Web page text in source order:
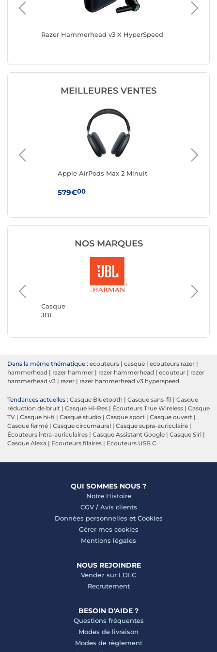
Razer Hammerhead v3 X HyperSpeed
MEILLEURES VENTES
Apple AirPods Max 2 Minuit
579€00
NOS MARQUES
Casque
JBL
Casque
JVC
Dans la même thématique : ecouteurs | casque | ecouteurs razer |
hammerhead | razer hammer | razer hammerhead | ecouteur | razer
hammerhead v3 | razer | razer hammerhead v3 hyperspeed
Tendances actuelles : Casque Bluetooth | Casque sans-fil | Casque
réduction de bruit | Casque Hi-Res | Écouteurs True Wireless | Casque
TV | Casque hi-fi | Casque studio | Casque sport | Casque ouvert |
Casque fermé | Casque circumaural | Casque supra-auriculaire |
Écouteurs intra-auriculaires | Casque Assistant Google | Casque Siri |
Casque Alexa | Ecouteurs filaires | Ecouteurs USB C
QUI SOMMES NOUS ?
Notre Histoire
CGV/ Avis clients
Données personnelles et Cookies
Gérer mes cookies
Mentions légales
NOUS REJOINDRE
Vendez sur LDLC
Recrutement
BESOIN D'AIDE ?
Questions fréquentes
Modes de livraison
Modes de règlement